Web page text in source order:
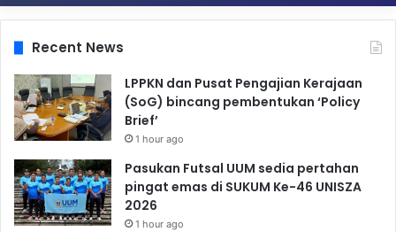
Recent News
LPPKN dan Pusat Pengajian Kerajaan
(SoG) bincang pembentukan ‘Policy
Brief’
1 hour ago
Pasukan Futsal UUM sedia pertahan
pingat emas di SUKUM Ke-46 UNISZA
2026
1 hour ago